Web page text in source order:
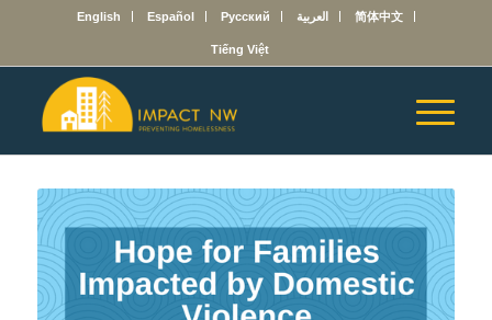
English Español Русский العربية 简体中文
Tiếng Việt